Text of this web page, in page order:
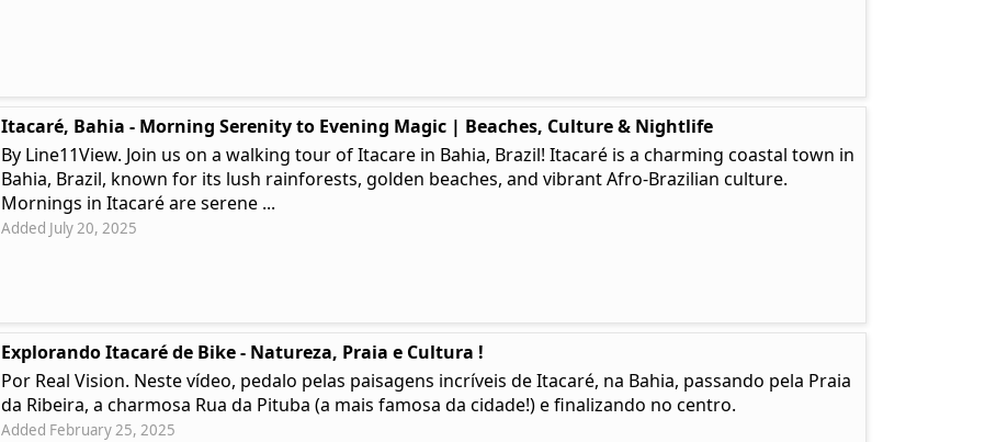
Itacaré, Bahia - Morning Serenity to Evening Magic | Beaches, Culture & Nightlife
By Line11View. Join us on a walking tour of Itacare in Bahia, Brazil! Itacaré is a charming coastal town in
Bahia, Brazil, known for its lush rainforests, golden beaches, and vibrant Afro-Brazilian culture.
Mornings in Itacaré are serene ...
Added July 20, 2025
Explorando Itacaré de Bike - Natureza, Praia e Cultura !
Por Real Vision. Neste vídeo, pedalo pelas paisagens incríveis de Itacaré, na Bahia, passando pela Praia
da Ribeira, a charmosa Rua da Pituba (a mais famosa da cidade!) e finalizando no centro.
Added February 25, 2025